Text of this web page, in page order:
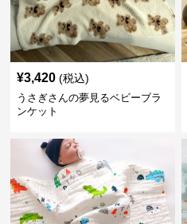
¥3,420 (税込)
うさぎさんの夢見るベビーブラ
ンケット